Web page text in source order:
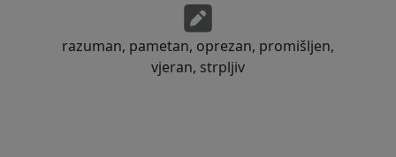
razuman, pametan, oprezan, promišljen,
vjeran, strpljiv